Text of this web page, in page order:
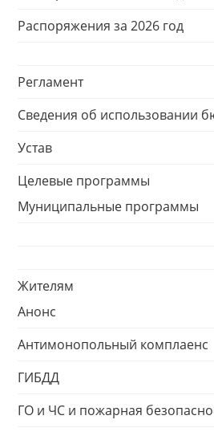
Распоряжения за 2026 год
Регламент
Сведения об использовании
Устав
Целевые программы
Муниципальные программы
Жителям
Анонс
Антимонопольный комплаенс
ГИБДД
ГО и ЧС и пожарная